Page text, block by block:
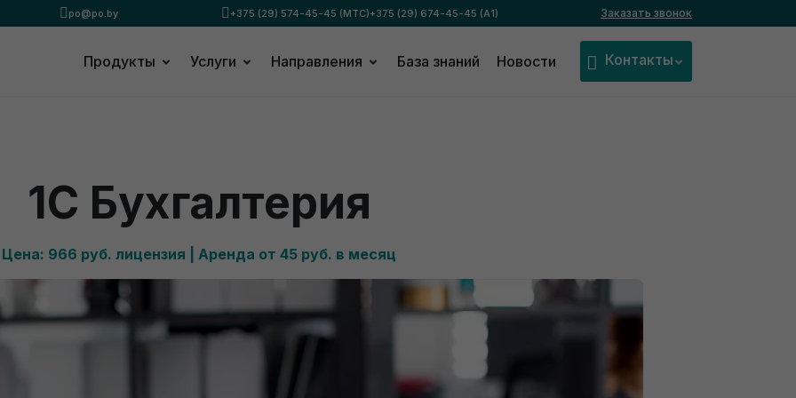
po@po.by +375 (29) 574-45-45 (МТС)+375 (29) 674-45-45 (А1) Заказать звонок
"Ждан" – 1С Франчайзи
Продукты Услуги Направления База знаний Новости Контакты
1С Бухгалтерия
Цена: 966 руб. лицензия | Аренда от 45 руб. в месяц